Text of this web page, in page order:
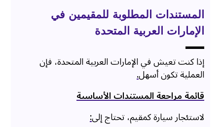
المستندات المطلوبة للمقيمين في
الإمارات العربية المتحدة
إذا كنت تعيش في الإمارات العربية المتحدة، فإن
العملية تكون أسهل.
قائمة مراجعة المستندات الأساسية
لاستئجار سيارة كمقيم، تحتاج إلى: